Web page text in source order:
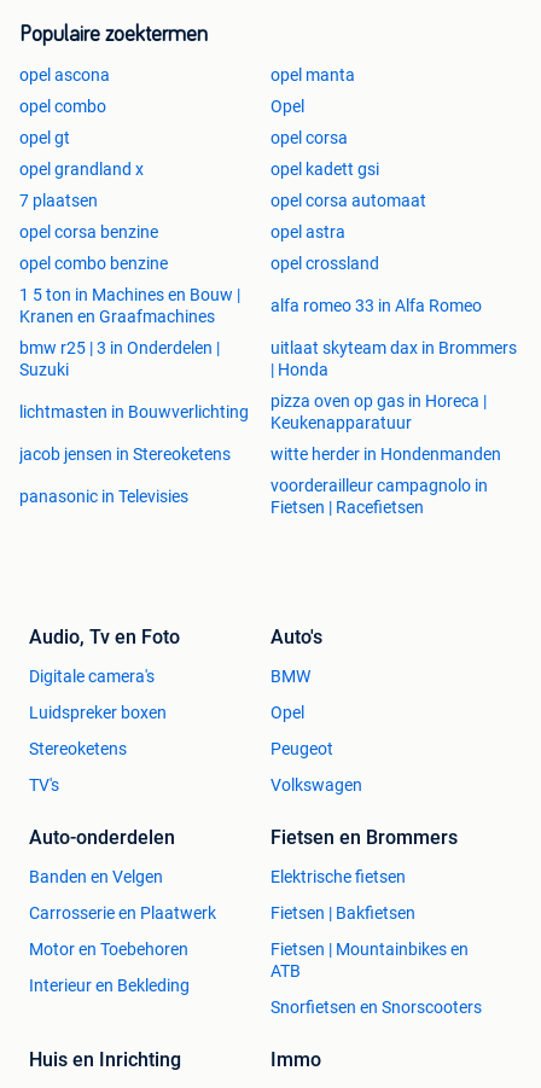
Populaire zoektermen
opel ascona
opel manta
opel combo
Opel
opel gt
opel corsa
opel grandland x
opel kadett gsi
7 plaatsen
opel corsa automaat
opel corsa benzine
opel astra
opel combo benzine
opel crossland
1 5 ton in Machines en Bouw |
Kranen en Graafmachines
alfa romeo 33 in Alfa Romeo
bmw r25 | 3 in Onderdelen |
Suzuki
uitlaat skyteam dax in Brommers
| Honda
lichtmasten in Bouwverlichting
pizza oven op gas in Horeca |
Keukenapparatuur
jacob jensen in Stereoketens
witte herder in Hondenmanden
panasonic in Televisies
voorderailleur campagnolo in
Fietsen | Racefietsen
Audio, Tv en Foto
Digitale camera's
Luidspreker boxen
Stereoketens
TV's
Auto's
BMW
Opel
Peugeot
Volkswagen
Auto-onderdelen
Banden en Velgen
Carrosserie en Plaatwerk
Motor en Toebehoren
Interieur en Bekleding
Fietsen en Brommers
Elektrische fietsen
Fietsen | Bakfietsen
Fietsen | Mountainbikes en
ATB
Snorfietsen en Snorscooters
Huis en Inrichting Immo